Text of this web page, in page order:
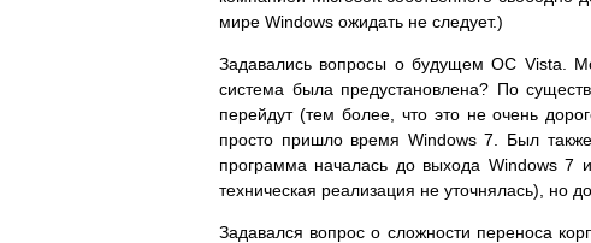
мире Windows ожидать не следует.)
Задавались вопросы о будущем ОС Vista.
система была предустановлена? По
перейдут (тем более, что это не очень
просто пришло время Windows 7. Был
программа началась до выхода Windows 7
техническая реализация не уточнялась), но
Задавался вопрос о сложности переноса